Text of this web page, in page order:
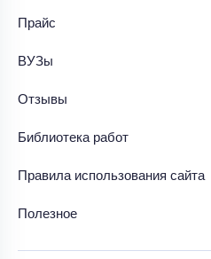
Прайс
ВУЗы
Отзывы
Библиотека работ
Правила использования сайта
Полезное